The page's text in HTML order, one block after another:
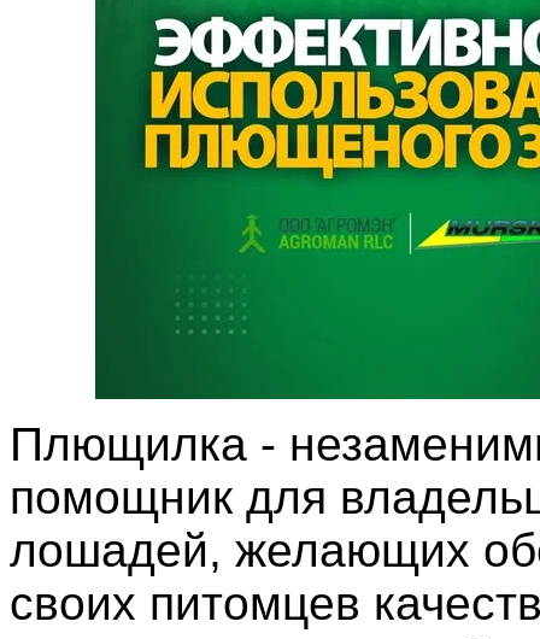
Плющилка -
помощник для
лошадей, желающих
своих питомцев